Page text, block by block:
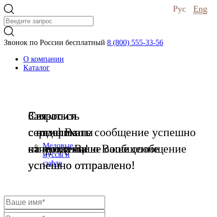
Связаться
с нами Ваше сообщение успешно
отправлено!
Запросить
сертификаты
на продукцию Ваше сообщение
успешно отправлено!
Связаться
с отделом
качества Ваше сообщение
успешно отправлено!
Звонок по России бесплатный 8 (800) 555-33-56
Рус Eng
О компании
Каталог
Медовые
муссы и
суфле